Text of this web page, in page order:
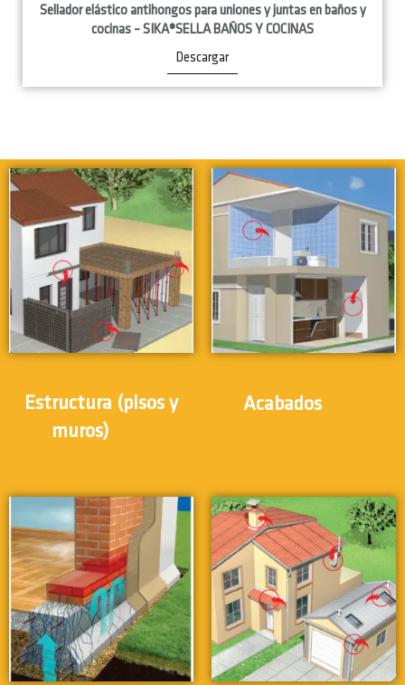
Sellador elástico antihongos para uniones y juntas en baños y
cocinas – SIKA®SELLA BAÑOS Y COCINAS
Descargar
Estructura (pisos y
muros)
Acabados